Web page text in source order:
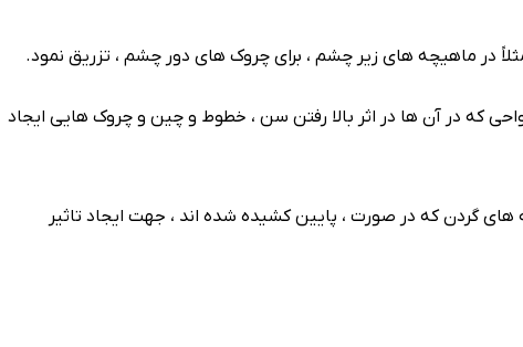
در ماهیچه های زیر چشم ، برای چروک های دور چشم ، تزریق نمود.
که در آن ها در اثر بالا رفتن سن ، خطوط و چین و چروک هایی ایجاد
گردن که در صورت ، پایین کشیده شده اند ، جهت ایجاد تاثیر